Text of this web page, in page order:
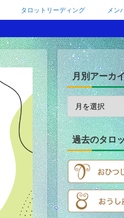
タロットリーディング メン
月別アーカ
過去のタロ